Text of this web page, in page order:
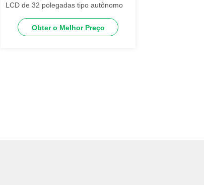
LCD de 32 polegadas tipo autônomo
Obter o Melhor Preço